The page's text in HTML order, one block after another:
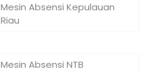
Mesin Absensi Kepulauan
Riau
Mesin Absensi NTB